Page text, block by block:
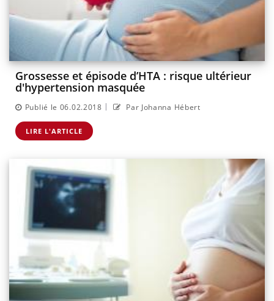
Grossesse et épisode d’HTA : risque ultérieur
d'hypertension masquée
Publié le 06.02.2018 | Par Johanna Hébert
LIRE L'ARTICLE